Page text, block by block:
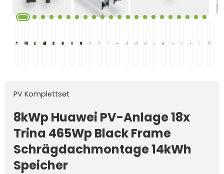
PV Komplettset
8kWp Huawei PV-Anlage 18x
Trina 465Wp Black Frame
Schrägdachmontage 14kWh
Speicher